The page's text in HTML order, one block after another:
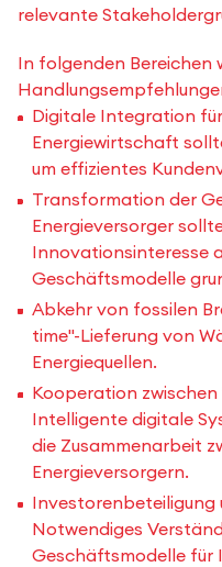
relevante
In folgenden Bereichen
Digitale Integration
Energiewirtschaft
um effizientes
Transformation der
Energieversorger
Innovationsinteresse
Geschäftsmodelle
Abkehr von fossilen
time"-Lieferung von
Energiequellen.
Kooperation zwischen
Intelligente digitale
die Zusammenarbeit
Energieversorgern.
Notwendiges
Geschäftsmodelle für